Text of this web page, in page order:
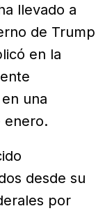
llevado a
de Trump
en la
una
enero.
desde su
por